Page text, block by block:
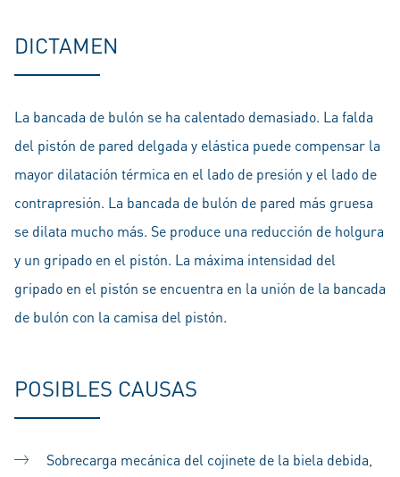
DICTAMEN
La bancada de bulón se ha calentado demasiado. La falda
del pistón de pared delgada y elástica puede compensar la
mayor dilatación térmica en el lado de presión y el lado de
contrapresión. La bancada de bulón de pared más gruesa
se dilata mucho más. Se produce una reducción de holgura
y un gripado en el pistón. La máxima intensidad del
gripado en el pistón se encuentra en la unión de la bancada
de bulón con la camisa del pistón.
POSIBLES CAUSAS
Sobrecarga mecánica del cojinete de la biela debida,